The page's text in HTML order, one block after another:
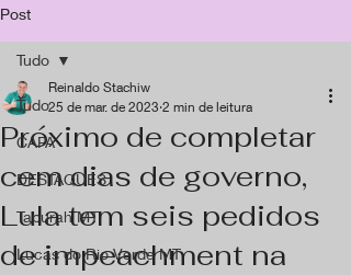
Post
Tudo
CAPA
DESTAQUES
Tapurah MT
Lucas do Rio Verde MT
Tudo
Próximo de completar
cem dias de governo,
Lula tem seis pedidos
de impeachment na
Reinaldo Stachiw
25 de mar. de 2023 2 min de leitura